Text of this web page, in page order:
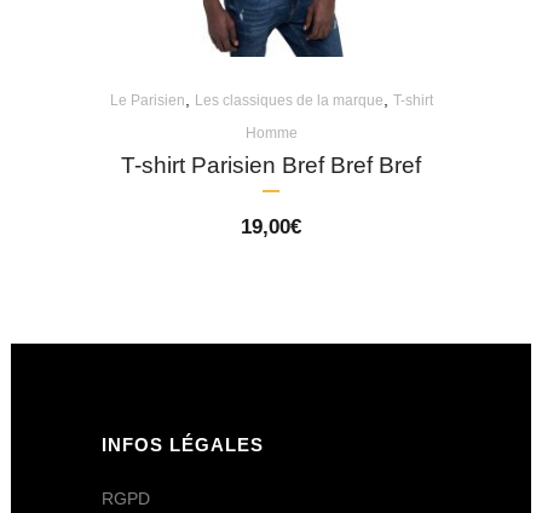
Le Parisien Les classiques de la marque
T-shirt
Homme
T-shirt Parisien Bref Bref Bref
19,00€
INFOS LÉGALES
RGPD